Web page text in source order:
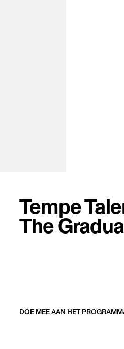
Tempe
The
DOE MEE AAN HET